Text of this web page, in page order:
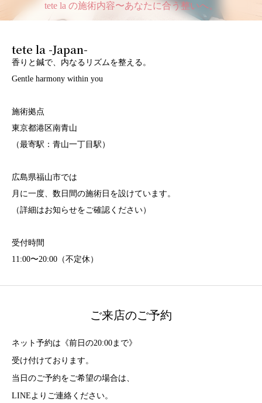
tete la の施術内容〜あなたに合う整いへ。
tete la -Japan-
香りと鍼で、内なるリズムを整える。
Gentle harmony within you
施術拠点
東京都港区南青山
（最寄駅：青山一丁目駅）
広島県福山市では
月に一度、数日間の施術日を設けています。
（詳細はお知らせをご確認ください）
受付時間
11:00〜20:00（不定休）
ご来店のご予約
ネット予約は《前日の20:00まで》
受け付けております。
当日のご予約をご希望の場合は、
LINEよりご連絡ください。